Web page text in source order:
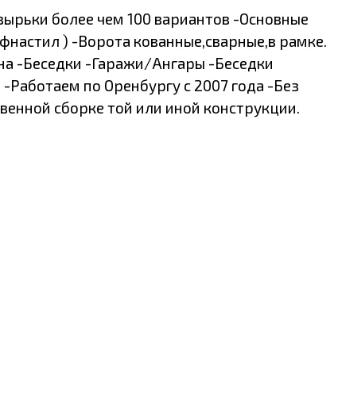
более чем 100 вариантов -Основные
) -Ворота кованные,сварные,в рамке.
-Беседки -Гаражи/Ангары -Беседки
по Оренбургу с 2007 года -Без
сборке той или иной конструкции.